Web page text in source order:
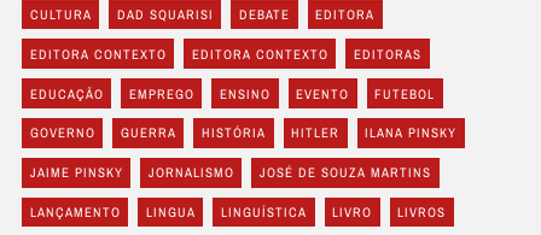
CULTURA DAD SQUARISI DEBATE EDITORA
EDITORA CONTEXTO EDITORA CONTEXTO EDITORAS
EDUCAÇÃO EMPREGO ENSINO EVENTO FUTEBOL
GOVERNO GUERRA HISTÓRIA HITLER ILANA PINSKY
JAIME PINSKY JORNALISMO JOSÉ DE SOUZA MARTINS
LANÇAMENTO LINGUA LINGUÍSTICA LIVRO LIVROS